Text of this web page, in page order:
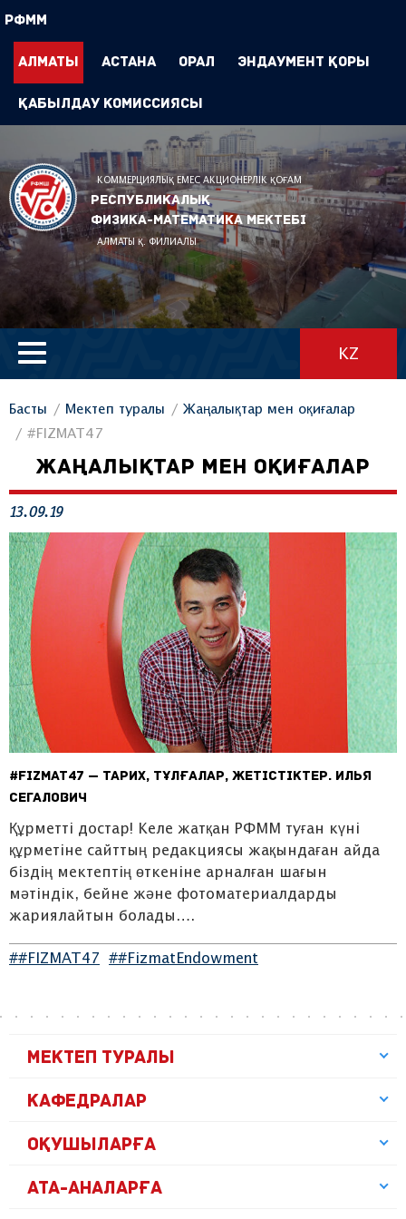
РФММ
Алматы Астана Орал Эндаумент Қоры
Қабылдау комиссиясы
КОММЕРЦИЯЛЫҚ ЕМЕС АКЦИОНЕРЛІК ҚОҒАМ
Республикалық
физика-математика мектебі
АЛМАТЫ Қ. ФИЛИАЛЫ
KZ
Басты Мектеп туралы
Жаңалықтар мен оқиғалар
#FIZMAT47
ЖАҢАЛЫҚТАР МЕН ОҚИҒАЛАР
13.09.19
#FIZMAT47 — тарих, тұлғалар, жетістіктер. Илья
Сегалович
Құрметті достар! Келе жатқан РФММ туған күні
құрметіне сайттың редакциясы жақындаған айда
біздің мектептің өткеніне арналған шағын
мәтіндік, бейне және фотоматериалдарды
жариялайтын болады….
##FIZMAT47 ##FizmatEndowment
МЕКТЕП ТУРАЛЫ
КАФЕДРАЛАР
ОҚУШЫЛАРҒА
АТА-АНАЛАРҒА